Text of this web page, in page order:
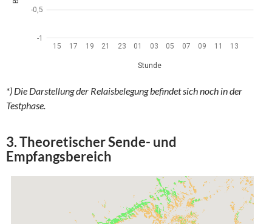
*) Die Darstellung der Relaisbelegung befindet sich noch in der
Testphase.
3. Theoretischer Sende- und
Empfangsbereich